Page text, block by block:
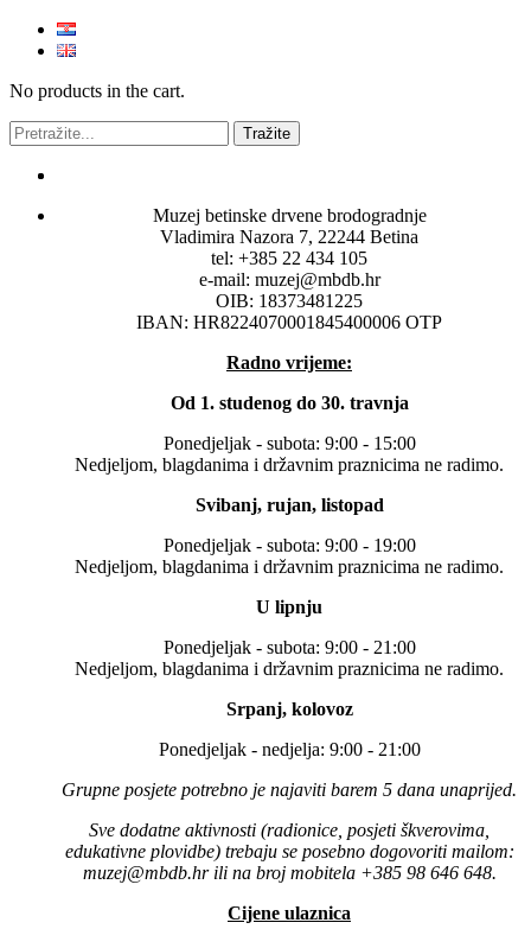
No products in the cart.
Muzej betinske drvene brodogradnje
Vladimira Nazora 7, 22244 Betina
tel: +385 22 434 105
e-mail: muzej@mbdb.hr
OIB: 18373481225
IBAN: HR8224070001845400006 OTP
Radno vrijeme:
Od 1. studenog do 30. travnja
Ponedjeljak - subota: 9:00 - 15:00
Nedjeljom, blagdanima i državnim praznicima ne radimo.
Svibanj, rujan, listopad
Ponedjeljak - subota: 9:00 - 19:00
Nedjeljom, blagdanima i državnim praznicima ne radimo.
U lipnju
Ponedjeljak - subota: 9:00 - 21:00
Nedjeljom, blagdanima i državnim praznicima ne radimo.
Srpanj, kolovoz
Ponedjeljak - nedjelja: 9:00 - 21:00
Grupne posjete potrebno je najaviti barem 5 dana unaprijed.
Sve dodatne aktivnosti (radionice, posjeti škverovima,
edukativne plovidbe) trebaju se posebno dogovoriti mailom:
muzej@mbdb.hr ili na broj mobitela +385 98 646 648.
Cijene ulaznica